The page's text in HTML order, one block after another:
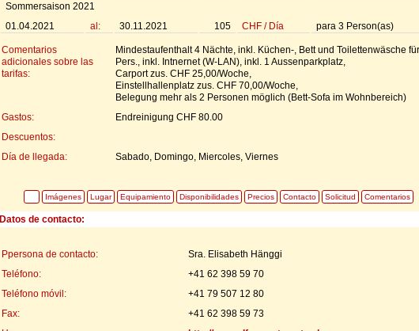
Sommersaison 2021
01.04.2021
al: 30.11.2021 105 CHF / Día para 3 Person(as)
Comentarios
adicionales sobre las
tarifas:
Mindestaufenthalt 4 Nächte, inkl. Küchen-, Bett und Toilettenwäsche
Pers., inkl. Intnernet (W-LAN), inkl. 1 Aussenparkplatz,
Carport zus. CHF 25,00/Woche,
Einstellhallenplatz zus. CHF 70,00/Woche,
Belegung mehr als 2 Personen möglich (Bett-Sofa im Wohnbereich)
Gastos:
Endreinigung CHF 80.00
Descuentos:
Día de llegada:
Sabado, Domingo, Miercoles, Viernes
Imágenes Lugar Equipamiento Disponibilidades Precios Contacto Solicitud Comentarios
Datos de contacto:
Ppersona de contacto:
Sra. Elisabeth Hänggi
Teléfono:
+41 62 398 59 70
Teléfono móvil:
+41 79 507 12 80
Fax:
+41 62 398 59 73